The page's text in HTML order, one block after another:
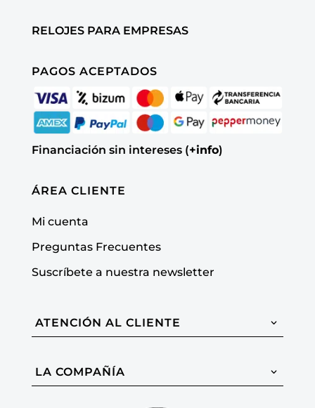
RELOJES PARA EMPRESAS
PAGOS ACEPTADOS
Financiación sin intereses (+info)
ÁREA CLIENTE
Mi cuenta
Preguntas Frecuentes
Suscríbete a nuestra newsletter
ATENCIÓN AL CLIENTE
LA COMPAÑÍA